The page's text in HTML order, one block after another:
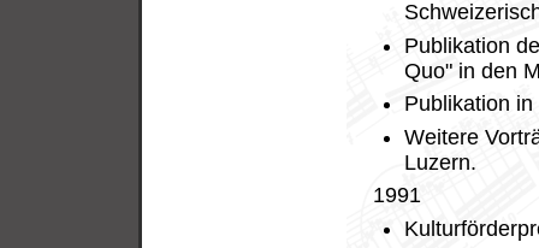
Publikation
Quo" in den
Publikation
Weitere
Luzern.
1991